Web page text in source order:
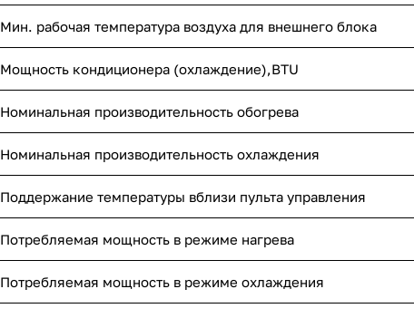
Мин. рабочая температура воздуха для внешнего блока
Мощность кондиционера (охлаждение),BTU
Номинальная производительность обогрева
Номинальная производительность охлаждения
Поддержание температуры вблизи пульта управления
Потребляемая мощность в режиме нагрева
Потребляемая мощность в режиме охлаждения